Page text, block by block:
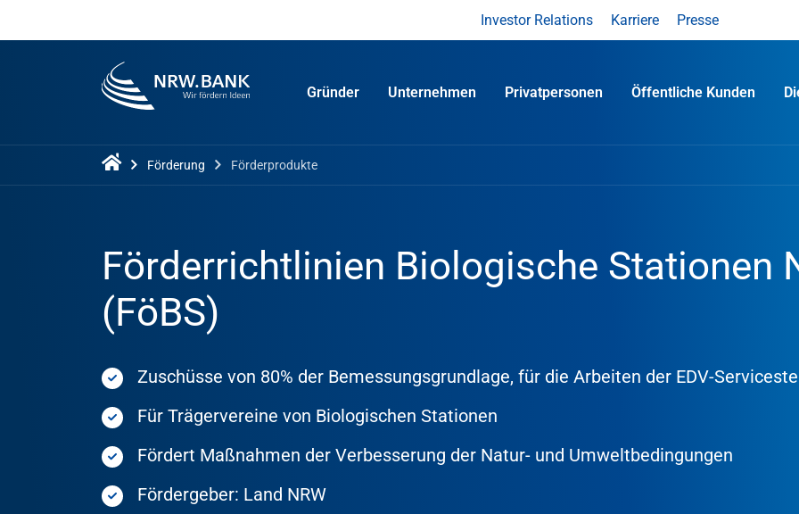
Investor Relations Karriere Presse
Gründer Unternehmen Privatpersonen Öffentliche Kunden
Förderung Förderprodukte
Förderrichtlinien Biologische Stationen
(FöBS)
Zuschüsse von 80% der Bemessungsgrundlage, für die Arbeiten der EDV-
Für Trägervereine von Biologischen Stationen
Fördert Maßnahmen der Verbesserung der Natur- und Umweltbedingungen
Fördergeber: Land NRW